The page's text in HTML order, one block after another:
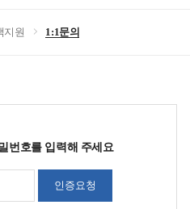
지원 1:1문의
번호를 입력해 주세요
인증요청